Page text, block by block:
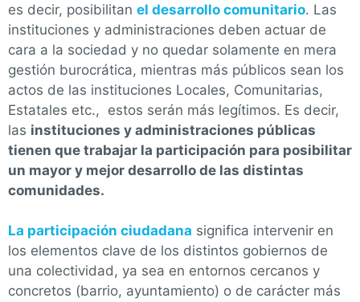
es decir, posibilitan el desarrollo comunitario. Las
instituciones y administraciones deben actuar de
cara a la sociedad y no quedar solamente en mera
gestión burocrática, mientras más públicos sean los
actos de las instituciones Locales, Comunitarias,
Estatales etc., estos serán más legítimos. Es decir,
las instituciones y administraciones públicas
tienen que trabajar la participación para posibilitar
un mayor y mejor desarrollo de las distintas
comunidades.
La participación ciudadana significa intervenir en
los elementos clave de los distintos gobiernos de
una colectividad, ya sea en entornos cercanos y
concretos (barrio, ayuntamiento) o de carácter más